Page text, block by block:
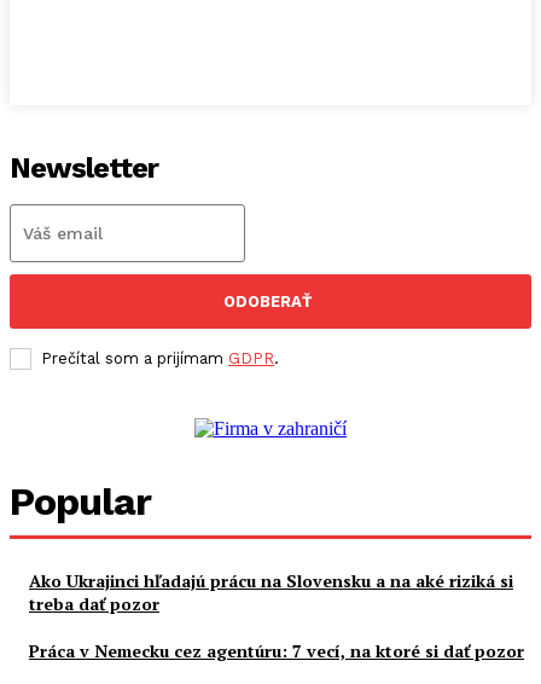
Newsletter
ODOBERAŤ
Prečítal som a prijímam GDPR.
Popular
Ako Ukrajinci hľadajú prácu na Slovensku a na aké riziká si
treba dať pozor
Práca v Nemecku cez agentúru: 7 vecí, na ktoré si dať pozor